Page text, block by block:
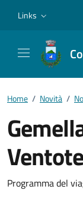
Links
Home / Novità /
Dettagli
Programma del